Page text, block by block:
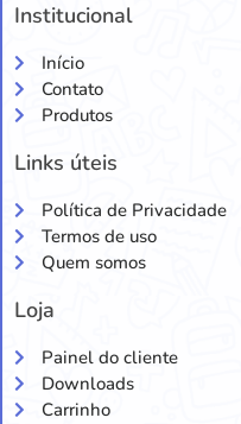
Institucional
Início
Contato
Produtos
Links úteis
Política de Privacidade
Termos de uso
Quem somos
Loja
Painel do cliente
Downloads
Carrinho